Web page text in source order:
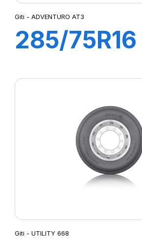
Giti - ADVENTURO AT3
285/75R16
AT3 (OWL)
Giti - UTILITY 668